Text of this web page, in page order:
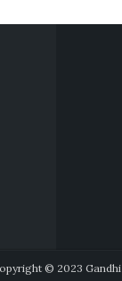
© 2023 Gandhi